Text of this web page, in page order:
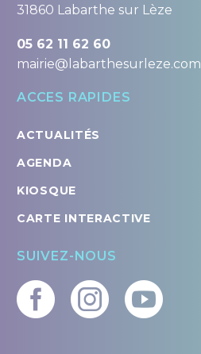
31860 Labarthe sur Lèze
05 62 11 62 60
mairie@labarthesurleze.com
ACCES RAPIDES
ACTUALITÉS
AGENDA
KIOSQUE
CARTE INTERACTIVE
SUIVEZ-NOUS